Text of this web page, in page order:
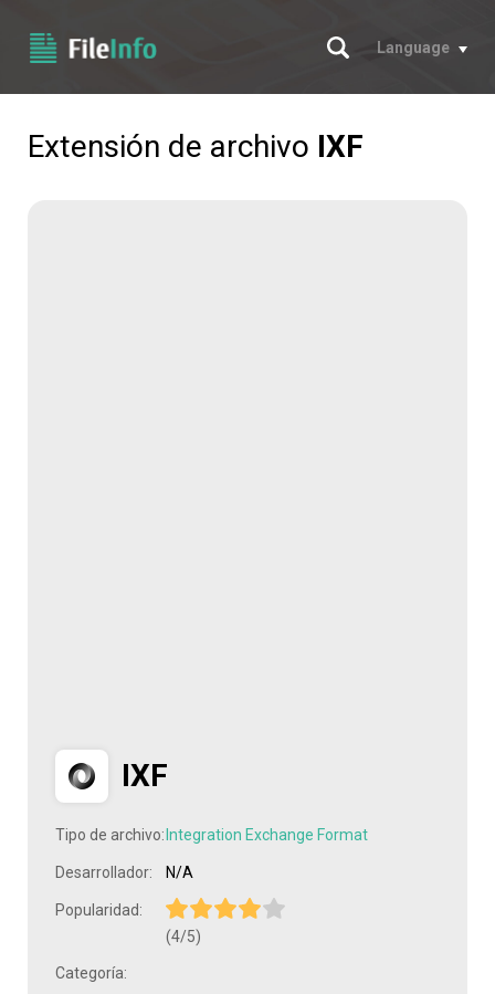
Buscar
Language
Extensión de archivo IXF
IXF
Tipo de archivo: Integration Exchange Format
Desarrollador: N/A
Popularidad:
(4/5)
Categoría: